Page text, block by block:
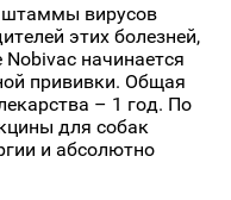
штаммы вирусов
этих болезней,
начинается
прививки. Общая
– 1 год. По
для собак
и абсолютно